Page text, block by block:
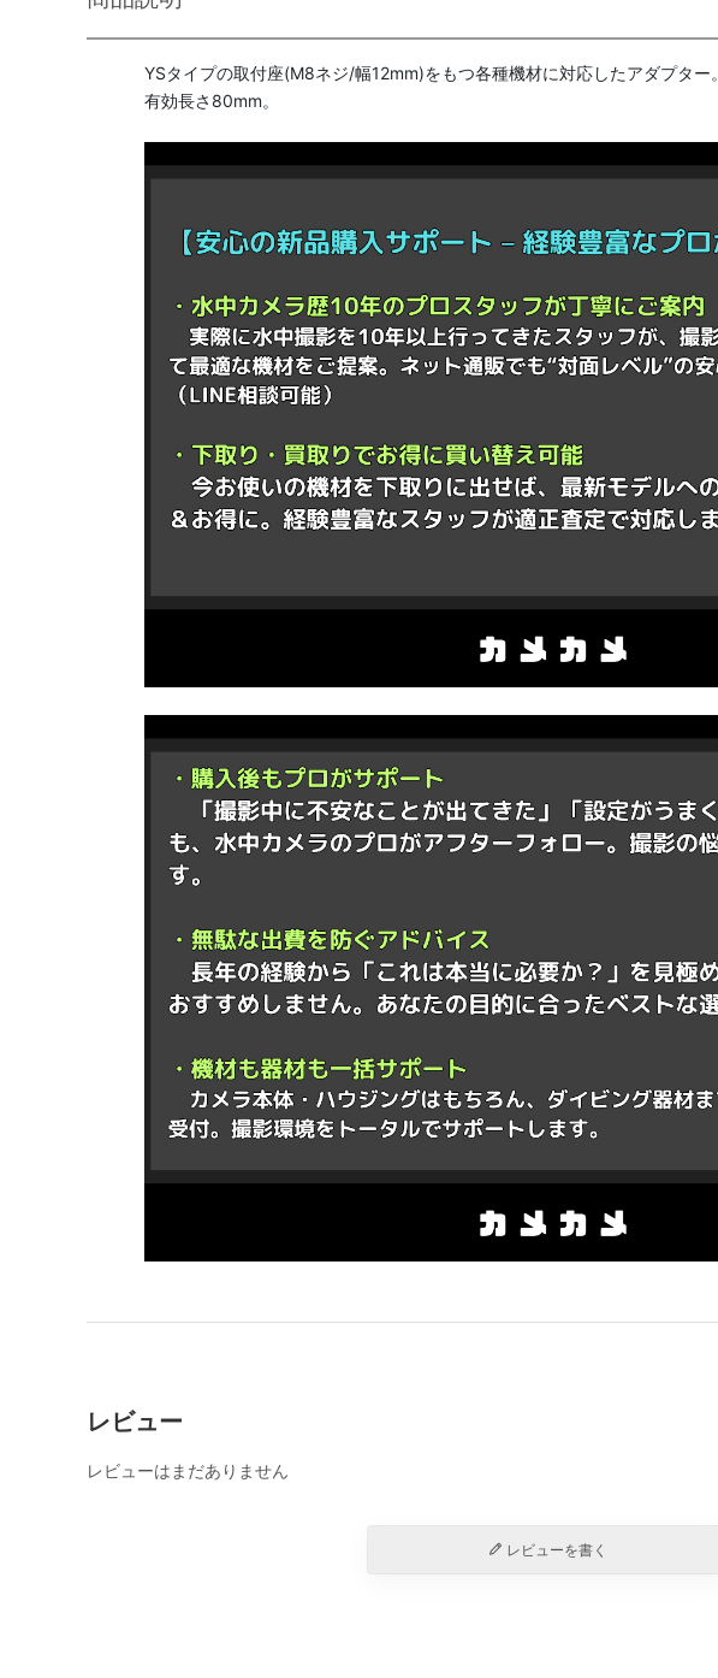
YSタイプの取付座(M8ネジ/幅12mm)をもつ各種機材に対応したアダプター。
有効長さ80mm。
レビュー
レビューはまだありません
レビューを書く